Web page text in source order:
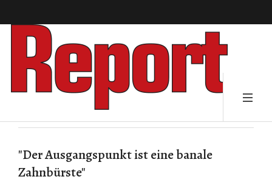
"Der Ausgangspunkt ist eine banale
Zahnbürste"